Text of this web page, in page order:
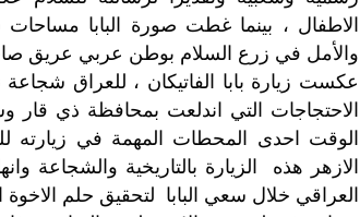
الاطفال ، بينما غطت صورة البابا
والأمل في زرع السلام بوطن عربي عريق
عكست زيارة بابا الفاتيكان ، للعراق
الاحتجاجات التي اندلعت بمحافظة ذي
الوقت احدى المحطات المهمة في
الازهر هذه الزيارة بالتاريخية
العراقي خلال سعي البابا لتحقيق حلم الاخوة